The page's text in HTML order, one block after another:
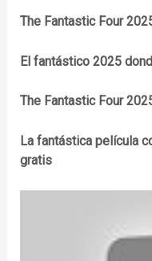
The Fantastic Four
El fantástico 2025
The Fantastic Four
La fantástica película
gratis